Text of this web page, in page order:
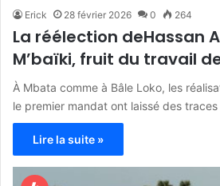
Erick 28 février 2026 0 264
La réélection deHassan
M’baïki, fruit du travail
À Mbata comme à Bâle Loko, les
le premier mandat ont laissé des traces
Lire la suite »